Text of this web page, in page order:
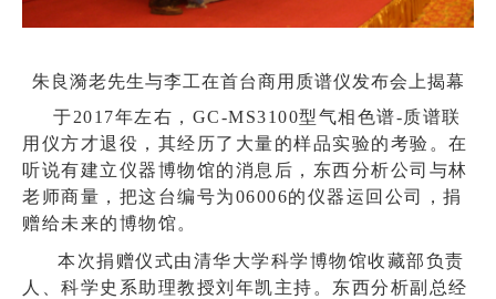
朱良漪老先生与李工在首台商用质谱仪发布会上揭幕
于2017年左右，GC-MS3100型气相色谱-质谱联
用仪方才退役，其经历了大量的样品实验的考验。在
听说有建立仪器博物馆的消息后，东西分析公司与林
老师商量，把这台编号为06006的仪器运回公司，捐
赠给未来的博物馆。
本次捐赠仪式由清华大学科学博物馆收藏部负责
人、科学史系助理教授刘年凯主持。东西分析副总经